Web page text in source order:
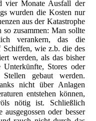
vier Monate Ausfall der
wurden die Kosten nur
aus der Katastrophe
so zusammen: Man sollte
verankern, das die
Schiffen, wie z.b. die des
werden, als das bisher
Stores oder
gebaut werden.
nicht über Anlagen
entstehen können,
nötig ist. Schließlich
oder besser